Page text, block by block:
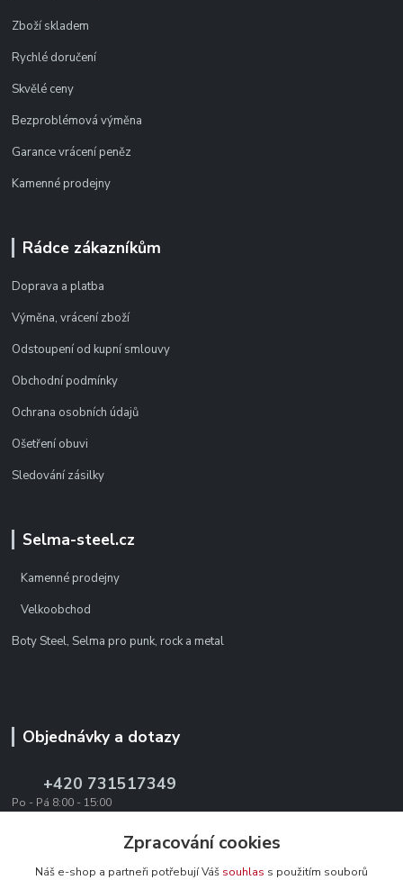
Zboží skladem
Rychlé doručení
Skvělé ceny
Bezproblémová výměna
Garance vrácení peněz
Kamenné prodejny
Rádce zákazníkům
Doprava a platba
Výměna, vrácení zboží
Odstoupení od kupní smlouvy
Obchodní podmínky
Ochrana osobních údajů
Ošetření obuvi
Sledování zásilky
Selma-steel.cz
Kamenné prodejny
Velkoobchod
Boty Steel, Selma pro punk, rock a metal
Objednávky a dotazy
+420 731517349
Po - Pá 8:00 - 15:00
office@texevo.czZpracování cookies
Náš e-shop a partneři potřebují Váš souhlas s použitím souborů